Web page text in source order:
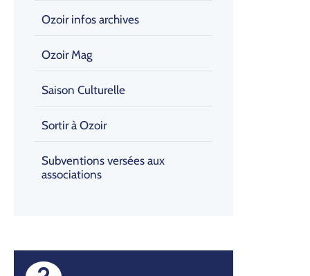
Ozoir infos archives
Ozoir Mag
Saison Culturelle
Sortir à Ozoir
Subventions versées aux
associations